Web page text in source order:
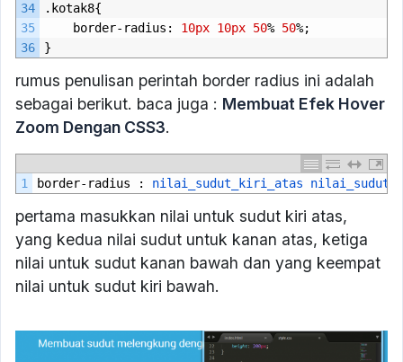
34
35
36
. kotak8{
border- radius : 10px 10px 50% 50%;
}
rumus penulisan perintah border radius ini adalah
sebagai berikut. baca juga : Membuat Efek Hover
Zoom Dengan CSS3.
1 border- radius : nilai_sudut_kiri_atas
pertama masukkan nilai untuk sudut kiri atas,
yang kedua nilai sudut untuk kanan atas, ketiga
nilai untuk sudut kanan bawah dan yang keempat
nilai untuk sudut kiri bawah.